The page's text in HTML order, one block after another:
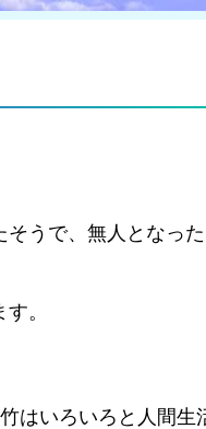
うで、無人となった
。
いろいろと人間生